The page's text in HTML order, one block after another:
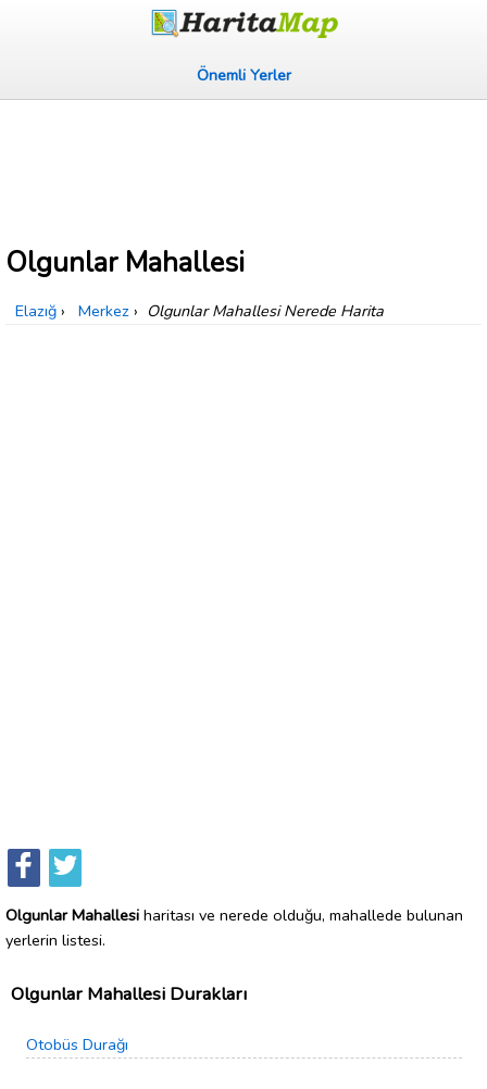
Önemli Yerler
Olgunlar Mahallesi
Elazığ › Merkez › Olgunlar Mahallesi Nerede Harita
Olgunlar Mahallesi haritası ve nerede olduğu, mahallede bulunan
yerlerin listesi.
Olgunlar Mahallesi Durakları
Otobüs Durağı